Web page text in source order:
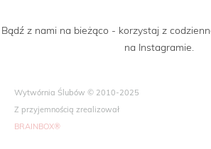
Bądź z nami na bieżąco - korzystaj z
na Instagramie.
Wytwórnia Ślubów © 2010-2025
Z przyjemnością zrealizował
BRAINBOX®